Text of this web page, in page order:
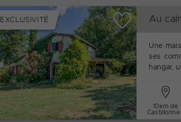
EXCLUSIVITÉ Au
Une
ses
hangar,
10km de